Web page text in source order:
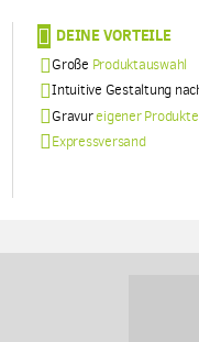
DEINE VORTEILE
Große Produktauswahl
Intuitive Gestaltung
Gravureigener Produkte
Expressversand